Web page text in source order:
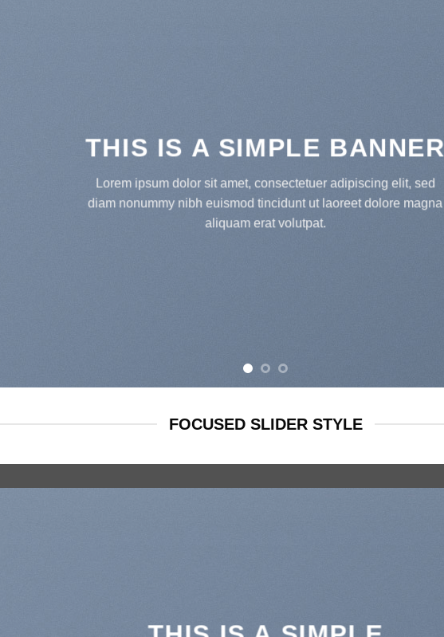
THIS IS A SIMPLE
Lorem ipsum dolor sit amet, consectetuer adipiscing elit, sed
diam nonummy nibh euismod tincidunt ut laoreet dolore magna
aliquam erat volutpat.
FOCUSED SLIDER STYLE